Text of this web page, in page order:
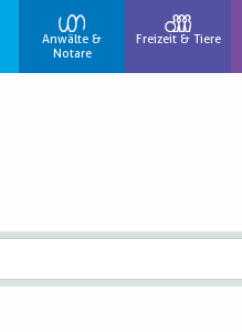
Anwälte &
Notare
Freizeit & Tiere